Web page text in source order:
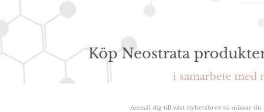
Köp Neostrata
i samarbete med
Anmäl dig till vårt nyhetsbrev så missar